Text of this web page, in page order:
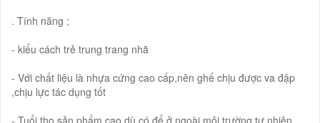
. Tính năng ;
- kiểu cách trẻ trung trang nhã
- Với chất liệu là nhựa cứng cao cấp,nên ghế chịu được va đập
,chịu lực tác dụng tốt
- Tuổi thọ sản phẩm cao dù có để ở ngoài môi trường tự nhiên